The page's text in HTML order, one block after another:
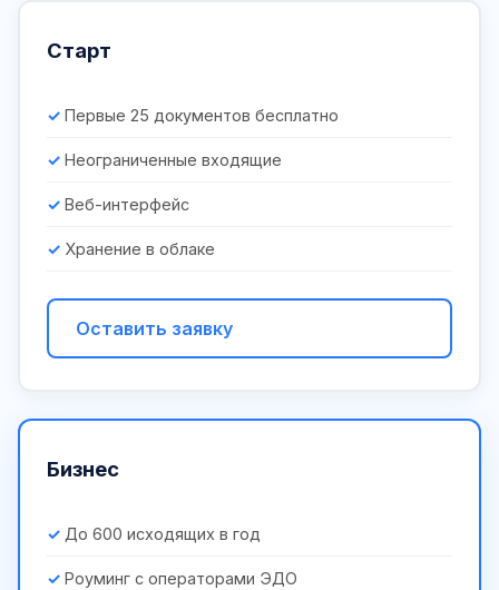
Старт
Первые 25 документов бесплатно
Неограниченные входящие
Веб-интерфейс
Хранение в облаке
Оставить заявку
Бизнес
До 600 исходящих в год
Роуминг с операторами ЭДО